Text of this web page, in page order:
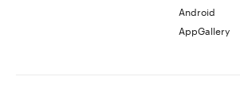
Android
AppGallery